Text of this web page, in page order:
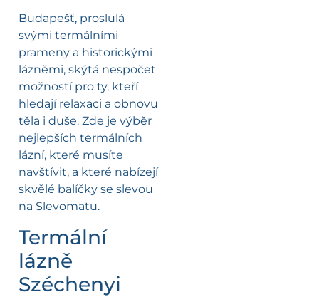
Budapešť, proslulá
svými termálními
prameny a historickými
lázněmi, skýtá nespočet
možností pro ty, kteří
hledají relaxaci a obnovu
těla i duše. Zde je výběr
nejlepších termálních
lázní, které musíte
navštívit, a které nabízejí
skvělé balíčky se slevou
na Slevomatu.
Termální
lázně
Széchenyi